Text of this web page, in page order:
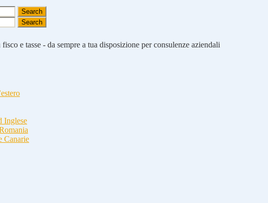
e tasse - da sempre a tua disposizione per consulenze aziendali
Inglese
Canarie